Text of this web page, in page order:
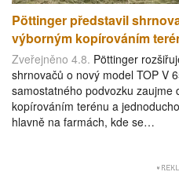
Pöttinger představil
výborným kopírováním
Zveřejněno 4.8. Pöttinger
shrnovačů o nový model TOP V
samostatného podvozku
kopírováním terénu a
hlavně na farmách, kde se…